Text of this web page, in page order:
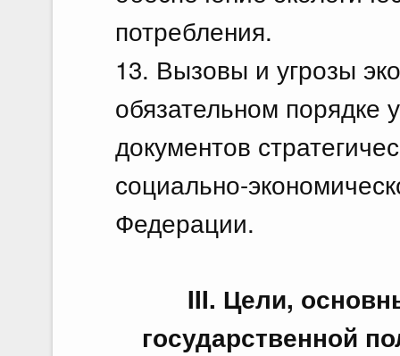
потребления.
13. Вызовы и угрозы
обязательном порядке
документов
социально-
Федерации.
III. Цели,
государственной